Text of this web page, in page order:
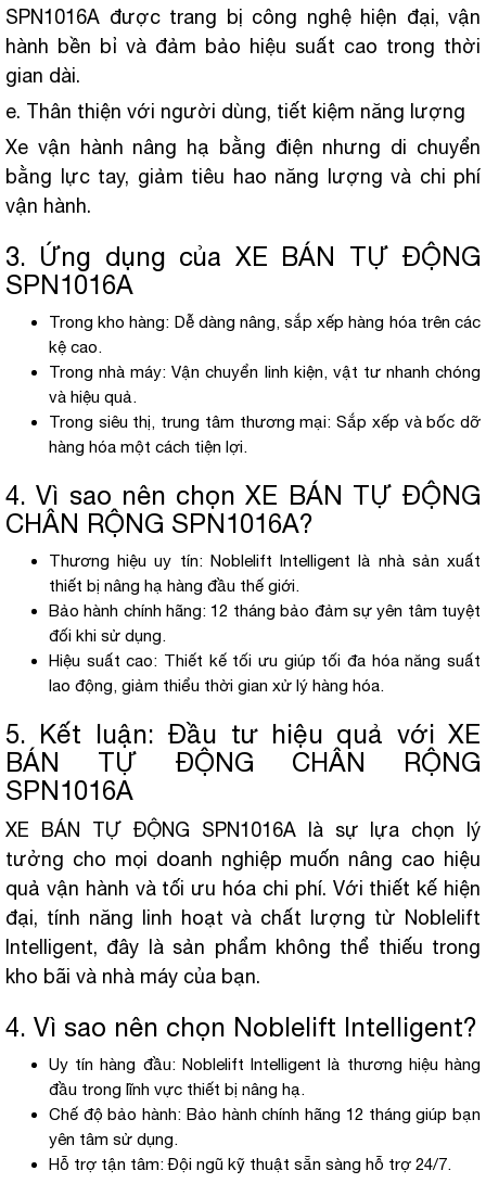
SPN1016A được trang bị công nghệ hiện đại, vận
hành bền bỉ và đảm bảo hiệu suất cao trong thời
gian dài.
e. Thân thiện với người dùng, tiết kiệm năng lượng
Xe vận hành nâng hạ bằng điện nhưng di chuyển
bằng lực tay, giảm tiêu hao năng lượng và chi phí
vận hành.
3. Ứng dụng của XE BÁN TỰ ĐỘNG
SPN1016A
Trong kho hàng: Dễ dàng nâng, sắp xếp hàng hóa trên các
kệ cao.
Trong nhà máy: Vận chuyển linh kiện, vật tư nhanh chóng
và hiệu quả.
Trong siêu thị, trung tâm thương mại: Sắp xếp và bốc dỡ
hàng hóa một cách tiện lợi.
4. Vì sao nên chọn XE BÁN TỰ ĐỘNG
CHÂN RỘNG SPN1016A?
Thương hiệu uy tín: Noblelift Intelligent là nhà sản xuất
thiết bị nâng hạ hàng đầu thế giới.
Bảo hành chính hãng: 12 tháng bảo đảm sự yên tâm tuyệt
đối khi sử dụng.
Hiệu suất cao: Thiết kế tối ưu giúp tối đa hóa năng suất
lao động, giảm thiểu thời gian xử lý hàng hóa.
5. Kết luận: Đầu tư hiệu quả với XE
BÁN TỰ ĐỘNG CHÂN RỘNG
SPN1016A
XE BÁN TỰ ĐỘNG SPN1016A là sự lựa chọn lý
tưởng cho mọi doanh nghiệp muốn nâng cao hiệu
quả vận hành và tối ưu hóa chi phí. Với thiết kế hiện
đại, tính năng linh hoạt và chất lượng từ Noblelift
Intelligent, đây là sản phẩm không thể thiếu trong
kho bãi và nhà máy của bạn.
4. Vì sao nên chọn Noblelift Intelligent?
Uy tín hàng đầu: Noblelift Intelligent là thương hiệu hàng
đầu trong lĩnh vực thiết bị nâng hạ.
Chế độ bảo hành: Bảo hành chính hãng 12 tháng giúp bạn
yên tâm sử dụng.
Hỗ trợ tận tâm: Đội ngũ kỹ thuật sẵn sàng hỗ trợ 24/7.